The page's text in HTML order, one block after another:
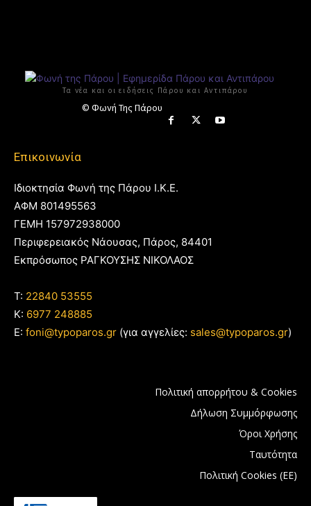
Τα νέα και οι ειδήσεις Πάρου και Αντιπάρου
© Φωνή Της Πάρου
Επικοινωνία
Ιδιοκτησία Φωνή της Πάρου Ι.Κ.Ε.
ΑΦΜ 801495563
ΓΕΜΗ 157972938000
Περιφερειακός Νάουσας, Πάρος, 84401
Εκπρόσωπος ΡΑΓΚΟΥΣΗΣ ΝΙΚΟΛΑΟΣ
T: 22840 53555
Κ: 6977 248885
E: foni@typoparos.gr (για αγγελίες: sales@typoparos.gr)
Πολιτική απορρήτου & Cookies
Δήλωση Συμμόρφωσης
Όροι Χρήσης
Ταυτότητα
Πολιτική Cookies (ΕΕ)